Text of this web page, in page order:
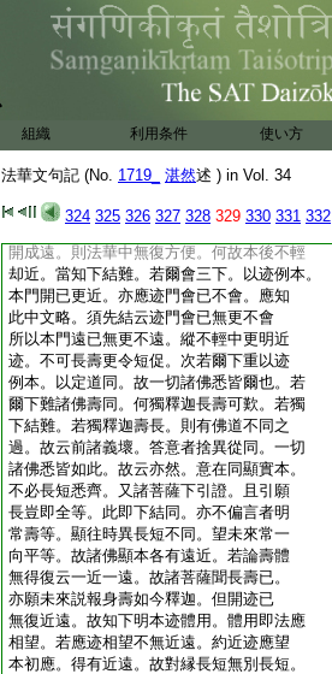
組織 利用条件 使い方
法華文句記 (No. 1719_ 湛然述 ) in Vol. 34
324 325 326 327 328 329 330 331 332
殊。若部異常殊。亦應部殊乘別。云云者。雖
如向述。亦應更立名異義同。而爲多並。分
別答者。先涅槃。次勝鬘。初涅槃者。明常雖
同廣略稍別。亦應結云豈廣略別。令常不
同。次文云爲一明一者。三外之一自爲一
機。非會三一故但云一。部屬方等對斥
偏三。未至法華不應云會。云云者。亦應
更云帶不帶異一乘何殊。亦應具約五時
明會不會一乘共別。次問近成是方便等者。
今師假設。先引華嚴大經以定。次若爾法華
開成遠。則法華中無復方便。何故本後不輕
却近。當知下結難。若爾會三下。以迹例本。
本門開已更近。亦應迹門會已不會。應知
此中文略。須先結云迹門會已無更不會
所以本門遠已無更不遠。縱不輕中更明近
迹。不可長壽更令短促。次若爾下重以迹
例本。以定道同。故一切諸佛悉皆爾也。若
爾下難諸佛壽同。何獨釋迦長壽可歎。若獨
下結難。若獨釋迦壽長。則有佛道不同之
過。故云前諸義壞。答意者捨異從同。一切
諸佛悉皆如此。故云亦然。意在同顯實本。
不必長短悉齊。又諸菩薩下引證。且引願
長豈即全等。此即下結同。亦不偏言者明
常壽等。顯往時異長短不同。望未來常一
向平等。故諸佛顯本各有遠近。若論壽體
無得復云一近一遠。故諸菩薩聞長壽已。
亦願未來説報身壽如今釋迦。但開迹已
無復近遠。故知下明本迹體用。體用即法應
相望。若應迹相望不無近遠。約近迹應望
本初應。得有近遠。故對縁長短無別長短。